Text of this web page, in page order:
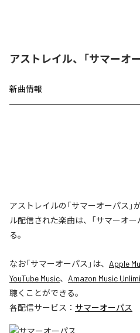
アストレイル、「サマーオ
新曲情報
アストレイルの「サマーオーパス
ル配信された楽曲は、「サマーオー
る。
なお「サマーオーパス 」は、 Apple
YouTube Music、 Amazon Music
聴くことができる。
各配信サービス： サマーオーパス